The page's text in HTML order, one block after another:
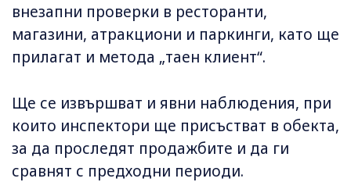
внезапни проверки в ресторанти,
магазини, атракциони и паркинги, като ще
прилагат и метода „таен клиент“.
Ще се извършват и явни наблюдения, при
които инспектори ще присъстват в обекта,
за да проследят продажбите и да ги
сравнят с предходни периоди.